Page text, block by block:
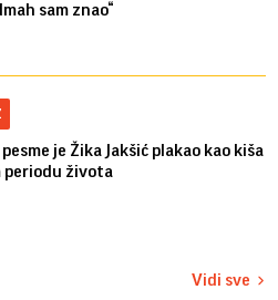
sam znao“
je Žika Jakšić plakao kao kiša
periodu života
Vidi sve